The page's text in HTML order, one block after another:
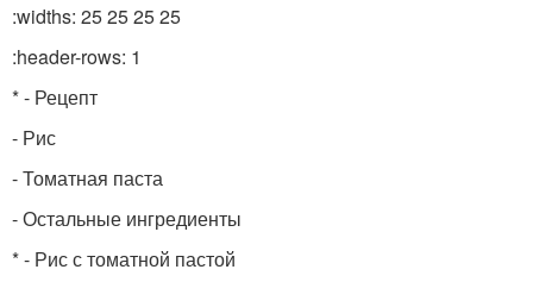
:widths: 25 25 25 25
:header-rows: 1
* - Рецепт
- Рис
- Томатная паста
- Остальные ингредиенты
* - Рис с томатной пастой